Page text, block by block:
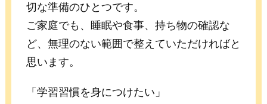
切な準備のひとつです。
ご家庭でも、睡眠や食事、持ち物の確認な
ど、無理のない範囲で整えていただければと
思います。
「学習習慣を身につけたい」